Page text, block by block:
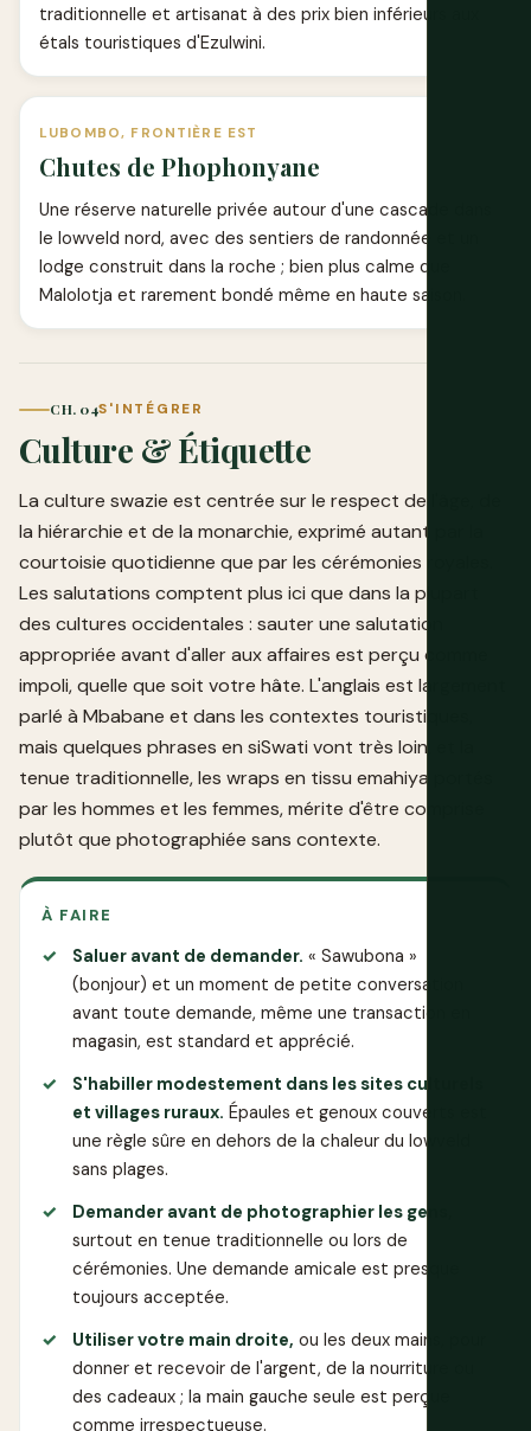
traditionnelle et artisanat à des prix bien inférieurs aux
étals touristiques d'Ezulwini.
LUBOMBO, FRONTIÈRE EST
Chutes de Phophonyane
Une réserve naturelle privée autour d'une cascade dans
le lowveld nord, avec des sentiers de randonnée et un
lodge construit dans la roche ; bien plus calme que
Malolotja et rarement bondé même en haute saison.
CH. 04S'INTÉGRER
Culture & Étiquette
La culture swazie est centrée sur le respect de l'âge, de
la hiérarchie et de la monarchie, exprimé autant par la
courtoisie quotidienne que par les cérémonies royales.
Les salutations comptent plus ici que dans la plupart
des cultures occidentales : sauter une salutation
appropriée avant d'aller aux affaires est perçu comme
impoli, quelle que soit votre hâte. L'anglais est largement
parlé à Mbabane et dans les contextes touristiques,
mais quelques phrases en siSwati vont très loin, et la
tenue traditionnelle, les wraps en tissu emahiya portés
par les hommes et les femmes, mérite d'être comprise
plutôt que photographiée sans contexte.
À FAIRE
Saluer avant de demander. « Sawubona »
(bonjour) et un moment de petite conversation
avant toute demande, même une transaction en
magasin, est standard et apprécié.
S'habiller modestement dans les sites culturels
et villages ruraux. Épaules et genoux couverts est
une règle sûre en dehors de la chaleur du lowveld
sans plages.
Demander avant de photographier les gens,
surtout en tenue traditionnelle ou lors de
cérémonies. Une demande amicale est presque
toujours acceptée.
Utiliser votre main droite, ou les deux mains, pour
donner et recevoir de l'argent, de la nourriture ou
des cadeaux ; la main gauche seule est perçue
comme irrespectueuse.